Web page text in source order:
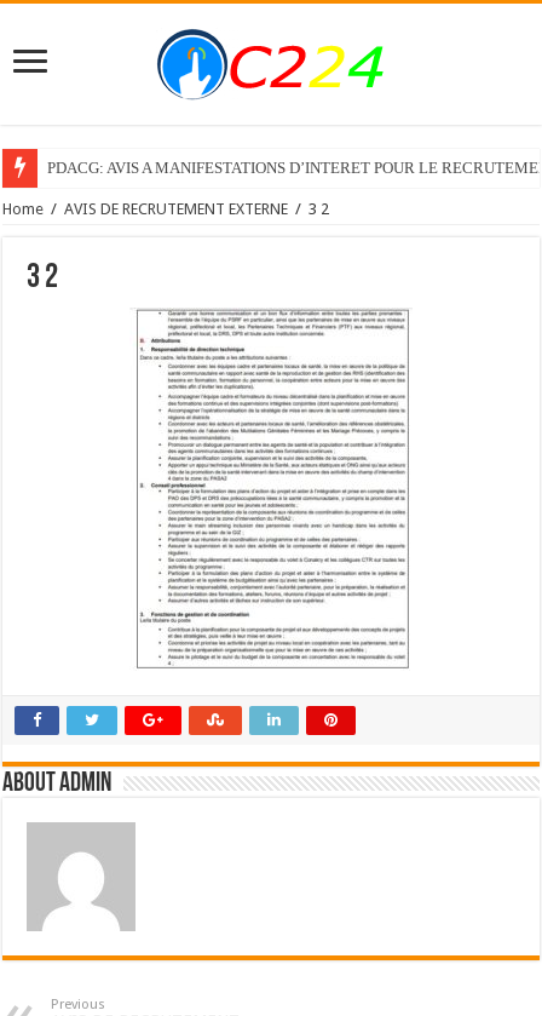
PDACG: AVIS A MANIFESTATIONS D’INTERET POUR LE
Home / AVIS DE RECRUTEMENT EXTERNE / 3 2
3 2
About admin
Previous